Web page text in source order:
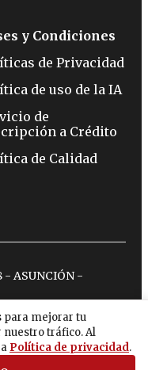
para mejorar tu
tráfico. Al
Política de privacidad.
y Condiciones
de Privacidad
de uso de la IA
de
a Crédito
de Calidad
- ASUNCIÓN -
spotify